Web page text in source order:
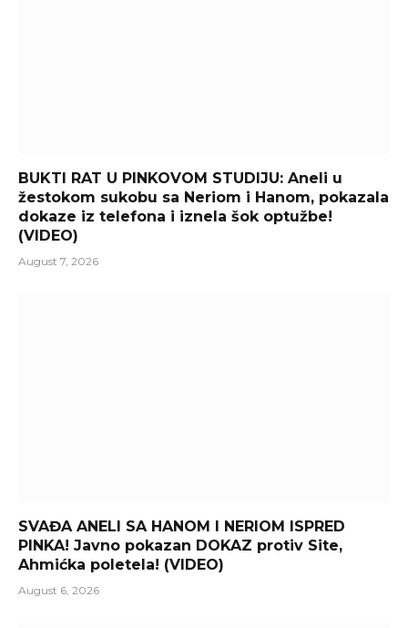
BUKTI RAT U PINKOVOM STUDIJU: Aneli u
žestokom sukobu sa Neriom i Hanom, pokazala
dokaze iz telefona i iznela šok optužbe!
(VIDEO)
August 7, 2026
SVAĐA ANELI SA HANOM I NERIOM ISPRED
PINKA! Javno pokazan DOKAZ protiv Site,
Ahmićka poletela! (VIDEO)
August 6, 2026